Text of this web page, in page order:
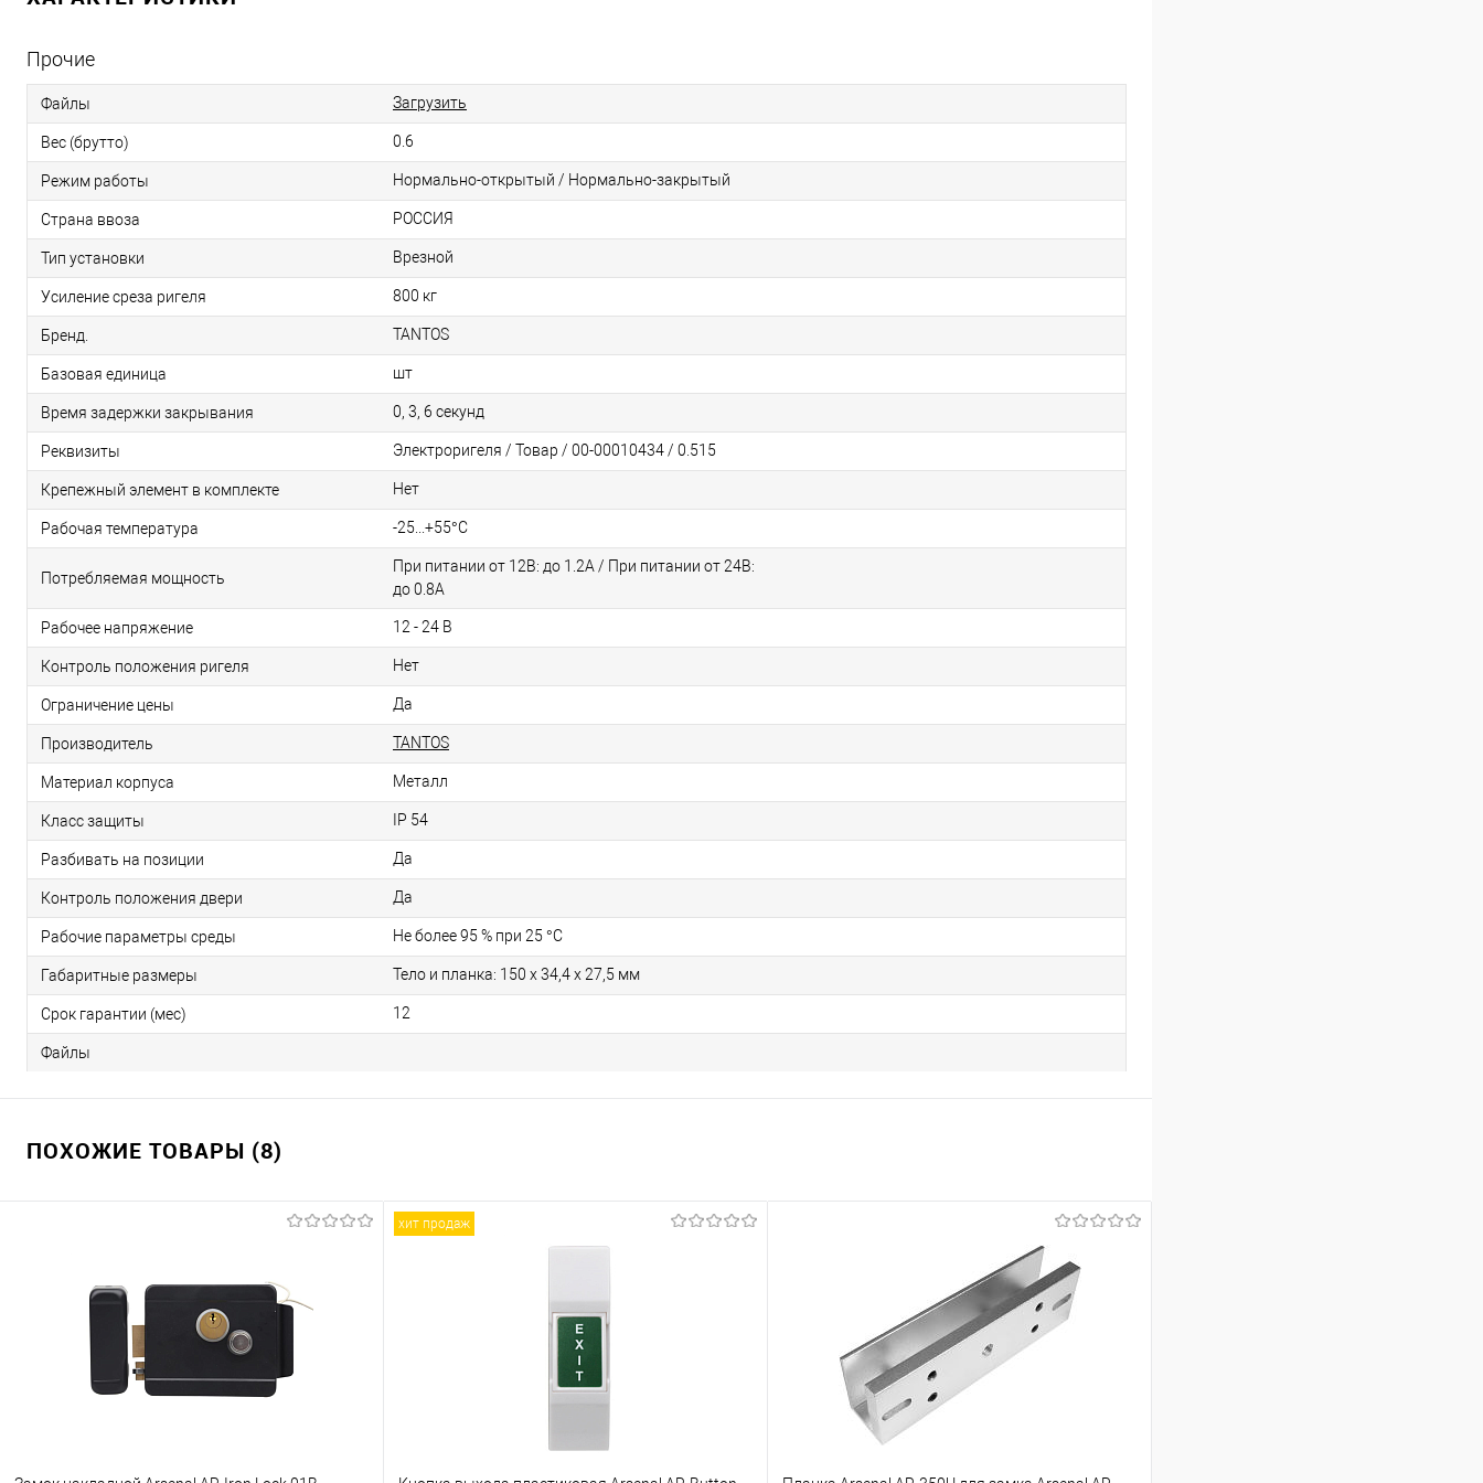
Прочие
Файлы Загрузить
Вес (брутто) 0.6
Режим работы Нормально-открытый / Нормально-закрытый
Страна ввоза РОССИЯ
Тип установки Врезной
Усиление среза ригеля 800 кг
Бренд. TANTOS
Базовая единица шт
Время задержки закрывания 0, 3, 6 секунд
Реквизиты Электроригеля / Товар / 00-00010434 / 0.515
Крепежный элемент в комплекте Нет
Рабочая температура -25...+55°С
Потребляемая мощность
При питании от 12В: до 1.2А / При питании от 24В:
до 0.8А
Рабочее напряжение 12 - 24 В
Контроль положения ригеля Нет
Ограничение цены Да
Производитель TANTOS
Материал корпуса Металл
Класс защиты IP 54
Разбивать на позиции Да
Контроль положения двери Да
Рабочие параметры среды Не более 95 % при 25 °С
Габаритные размеры Тело и планка: 150 х 34,4 х 27,5 мм
Срок гарантии (мес) 12
Файлы
ПОХОЖИЕ ТОВАРЫ (8)
хит продаж